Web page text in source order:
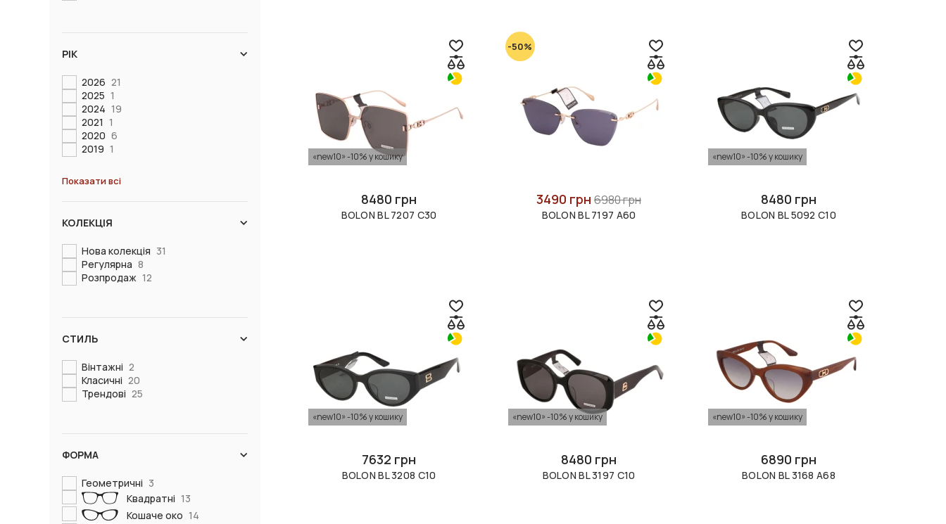
РІК
2026 21
2025 1
2024 19
2021 1
2020 6
2019 1
Показати всі
КОЛЕКЦІЯ
Нова колекція 31
Регулярна 8
Розпродаж 12
СТИЛЬ
Вінтажні 2
Класичні 20
Трендові 25
ФОРМА
Геометричні 3
Квадратні 13
Кошаче око 14
«new10» -10% у кошику
8480 грн
BOLON BL 7207 C30
-50%
3490 грн 6980 грн
BOLON BL 7197 A60
«new10» -10% у кошику
8480 грн
BOLON BL 5092 C10
«new10» -10% у кошику
7632 грн
BOLON BL 3208 C10
«new10» -10% у кошику
8480 грн
BOLON BL 3197 C10
«new10» -10% у кошику
6890 грн
BOLON BL 3168 A68